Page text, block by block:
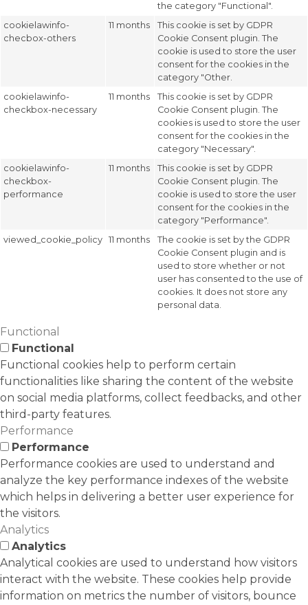
the category "Functional".
cookielawinfo-
checbox-others
11 months
This cookie is set by GDPR
Cookie Consent plugin. The
cookie is used to store the user
consent for the cookies in the
category "Other.
cookielawinfo-
checkbox-necessary
11 months
This cookie is set by GDPR
Cookie Consent plugin. The
cookies is used to store the user
consent for the cookies in the
category "Necessary".
cookielawinfo-
checkbox-
performance
11 months
This cookie is set by GDPR
Cookie Consent plugin. The
cookie is used to store the user
consent for the cookies in the
category "Performance".
viewed_cookie_policy 11 months
The cookie is set by the GDPR
Cookie Consent plugin and is
used to store whether or not
user has consented to the use of
cookies. It does not store any
personal data.
Functional
Functional
Functional cookies help to perform certain
functionalities like sharing the content of the website
on social media platforms, collect feedbacks, and other
third-party features.
Performance
Performance
Performance cookies are used to understand and
analyze the key performance indexes of the website
which helps in delivering a better user experience for
the visitors.
Analytics
Analytics
Analytical cookies are used to understand how visitors
interact with the website. These cookies help provide
information on metrics the number of visitors, bounce